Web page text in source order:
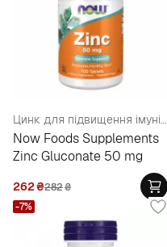
Цинк для підвищення імунітету, здоров'я передміхурової залози
Now Foods Supplements
Zinc Gluconate 50 mg
262₴282₴
-7%